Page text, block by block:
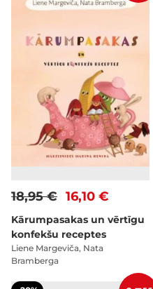
16,10 €
18,95 €
Kārumpasakas un vērtīgu
konfekšu receptes
Liene Margeviča, Nata
Bramberga